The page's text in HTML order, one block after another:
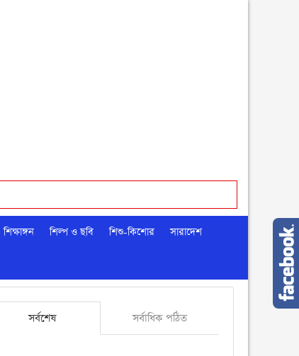
শিক্ষাঙ্গন শিল্প ও ছবি শিশু-কিশোর সারাদেশ
সর্বশেষ সর্বাধিক পঠিত